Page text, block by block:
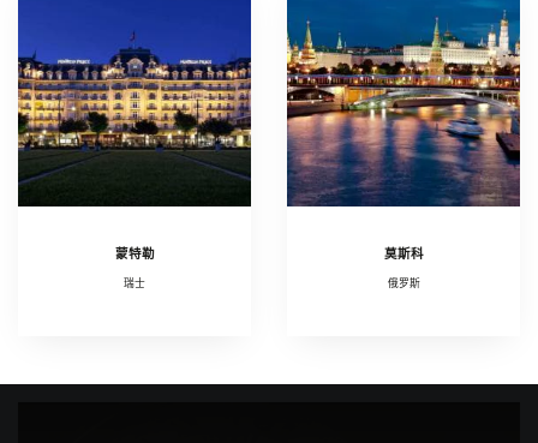
蒙特勒
瑞士
莫斯科
俄罗斯